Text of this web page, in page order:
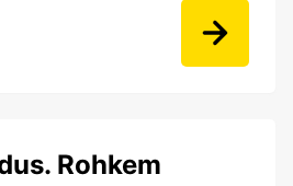
Rohkem